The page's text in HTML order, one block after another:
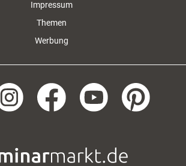
Impressum
Themen
Werbung